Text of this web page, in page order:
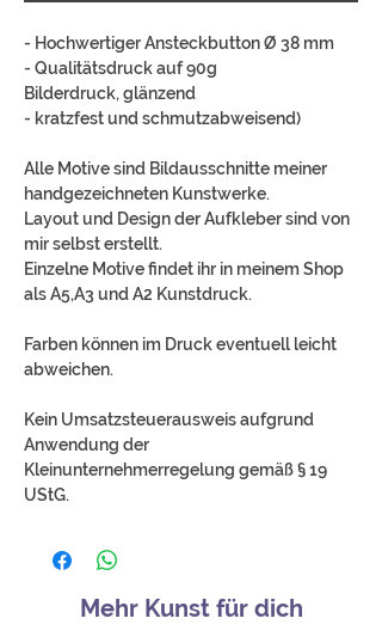
- Hochwertiger Ansteckbutton Ø 38 mm
- Qualitätsdruck auf 90g
Bilderdruck, glänzend
- kratzfest und schmutzabweisend)
Alle Motive sind Bildausschnitte meiner
handgezeichneten Kunstwerke.
Layout und Design der Aufkleber sind von
mir selbst erstellt.
Einzelne Motive findet ihr in meinem Shop
als A5,A3 und A2 Kunstdruck.
Farben können im Druck eventuell leicht
abweichen.
Kein Umsatzsteuerausweis aufgrund
Anwendung der
Kleinunternehmerregelung gemäß § 19
UStG.
Mehr Kunst für dich